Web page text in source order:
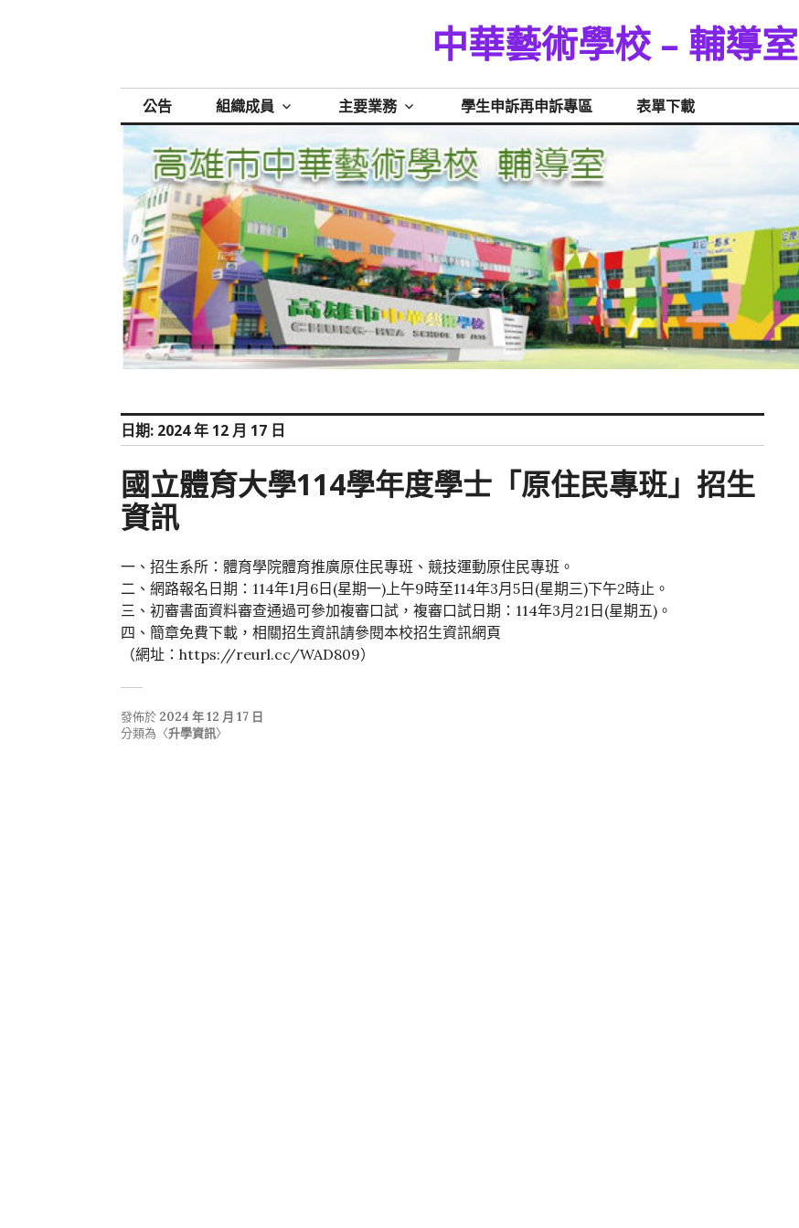
容
中華藝術學校 – 輔導室
公告 組織成員 主要業務 學生申訴再申訴專區 表單下載
日期: 2024 年 12 月 17 日
國立體育大學114學年度學士「原住民專班」招生
資訊
一、招生系所：體育學院體育推廣原住民專班、競技運動原住民專班。
二、網路報名日期：114年1月6日(星期一)上午9時至114年3月5日(星期三)下午2時止。
三、初審書面資料審查通過可參加複審口試，複審口試日期：114年3月21日(星期五)。
四、簡章免費下載，相關招生資訊請參閱本校招生資訊網頁
（網址：https://reurl.cc/WAD809）
發佈於 2024 年 12 月 17 日
分類為〈升學資訊〉